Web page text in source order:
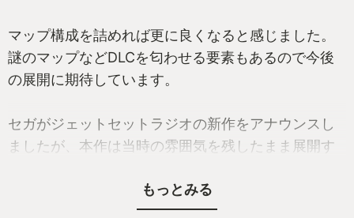
マップ構成を詰めれば更に良くなると感じました。
謎のマップなどDLCを匂わせる要素もあるので今後
の展開に期待しています。
セガがジェットセットラジオの新作をアナウンスし
ましたが、本作は当時の雰囲気を残したまま展開す
もっとみる